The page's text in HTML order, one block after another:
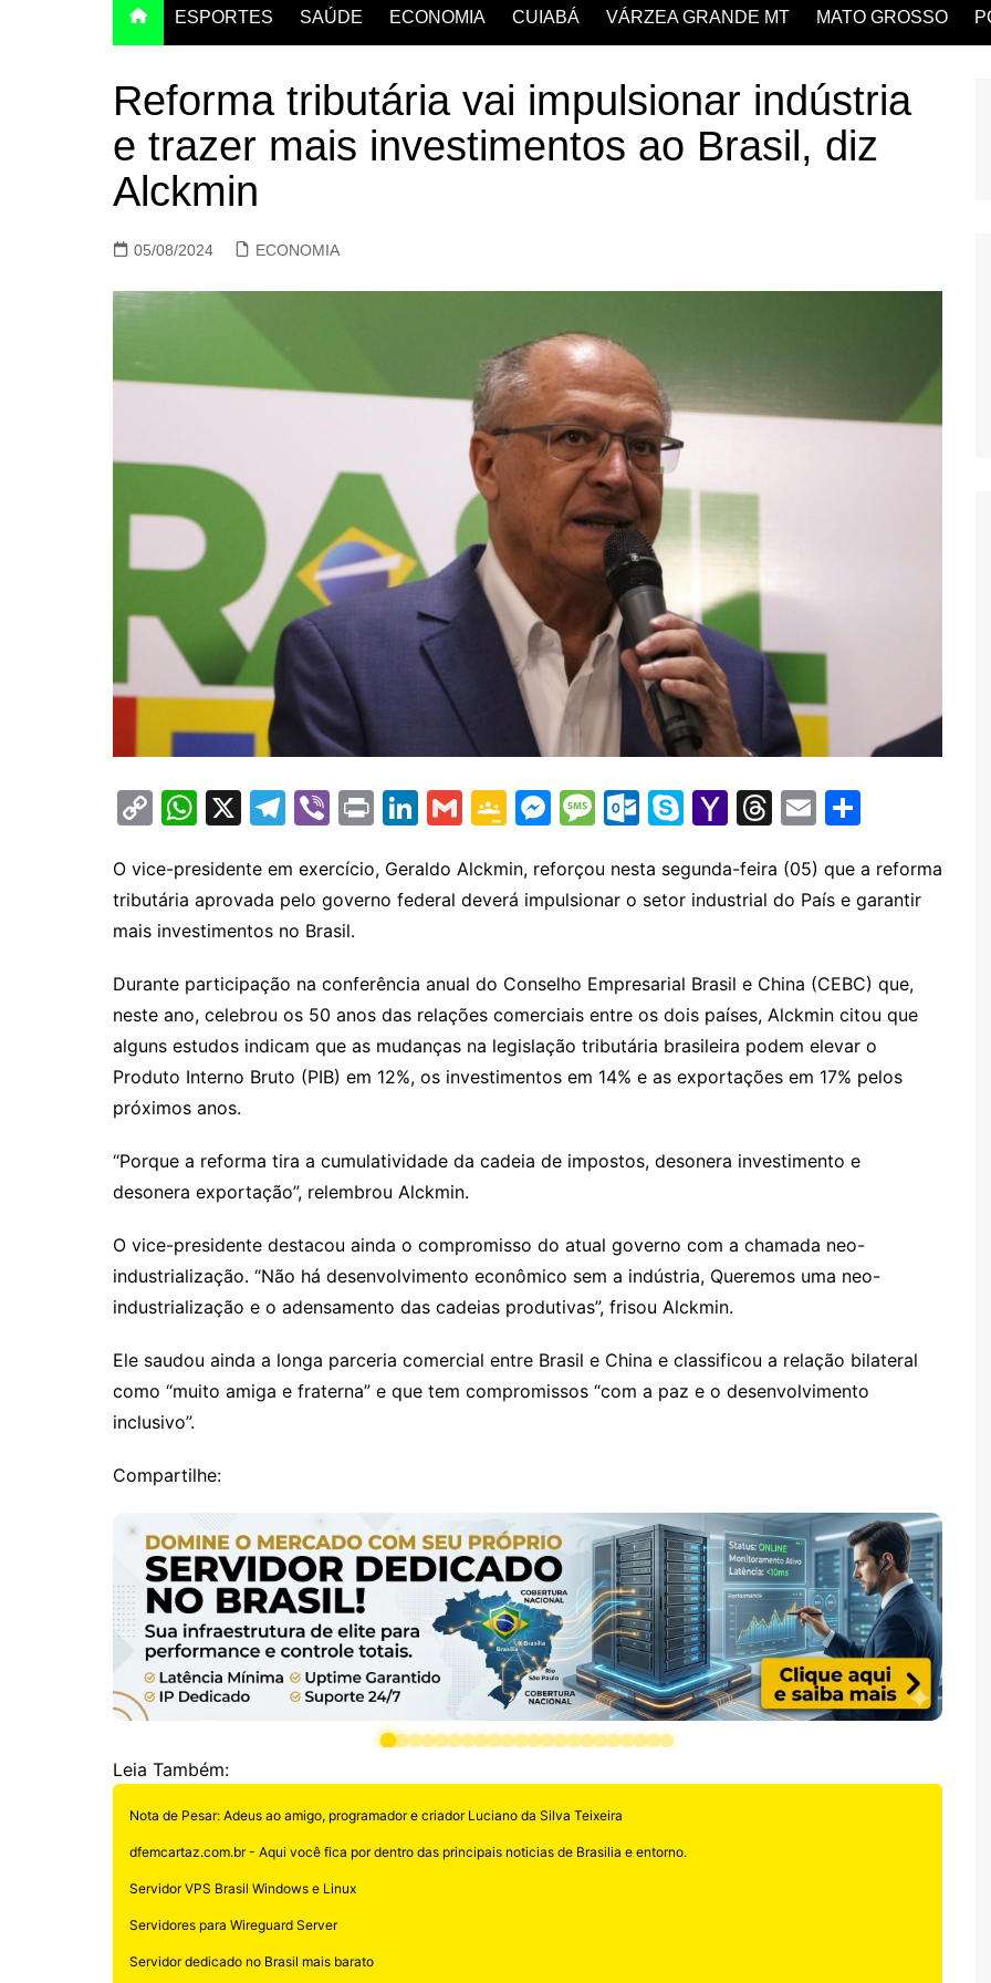
ESPORTES SAÚDE ECONOMIA CUIABÁ VÁRZEA GRANDE MT MATO GROSSO
Reforma tributária vai impulsionar indústria
e trazer mais investimentos ao Brasil, diz
Alckmin
05/08/2024 ECONOMIA
C
p
y
Li
n
k
W
at
s
A
p
p
X
T
e
gr
a
m
Vi
er
Pr
t
Li
k
e
n
G
ai
l
G
o
gl
Cl
a
s
sr
o
M
s
s
n
g
er
M
s
s
g
e
O
lo
o
c
o
m
S
y
p
Y
h
o
M
ai
l
T
e
a
s
E
ai
l
ar
e
O vice-presidente em exercício, Geraldo Alckmin, reforçou nesta segunda-feira (05) que a reforma
tributária aprovada pelo governo federal deverá impulsionar o setor industrial do País e garantir
mais investimentos no Brasil.
Durante participação na conferência anual do Conselho Empresarial Brasil e China (CEBC) que,
neste ano, celebrou os 50 anos das relações comerciais entre os dois países, Alckmin citou que
alguns estudos indicam que as mudanças na legislação tributária brasileira podem elevar o
Produto Interno Bruto (PIB) em 12%, os investimentos em 14% e as exportações em 17% pelos
próximos anos.
“Porque a reforma tira a cumulatividade da cadeia de impostos, desonera investimento e
desonera exportação”, relembrou Alckmin.
O vice-presidente destacou ainda o compromisso do atual governo com a chamada neo-
industrialização. “Não há desenvolvimento econômico sem a indústria, Queremos uma neo-
industrialização e o adensamento das cadeias produtivas”, frisou Alckmin.
Ele saudou ainda a longa parceria comercial entre Brasil e China e classificou a relação bilateral
como “muito amiga e fraterna” e que tem compromissos “com a paz e o desenvolvimento
inclusivo”.
Compartilhe:
Leia Também:
Nota de Pesar: Adeus ao amigo, programador e criador Luciano da Silva Teixeira
dfemcartaz.com.br - Aqui você fica por dentro das principais noticias de Brasilia e entorno.
Servidor VPS Brasil Windows e Linux
Servidores para Wireguard Server
Servidor dedicado no Brasil mais barato